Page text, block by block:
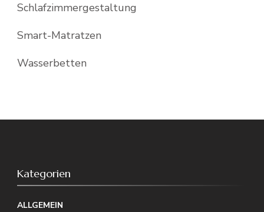
Schlafzimmergestaltung
Smart-Matratzen
Wasserbetten
Kategorien
ALLGEMEIN